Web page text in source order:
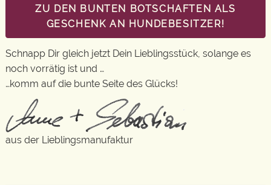
ZU DEN BUNTEN BOTSCHAFTEN ALS
GESCHENK AN HUNDEBESITZER!
Schnapp Dir gleich jetzt Dein Lieblingsstück, solange es
noch vorrätig ist und …
…komm auf die bunte Seite des Glücks!
aus der Lieblingsmanufaktur